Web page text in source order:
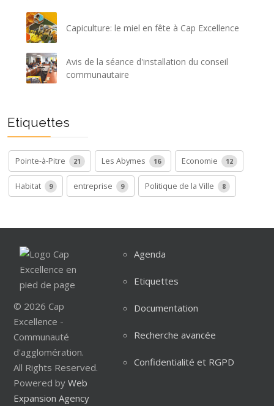
Capiculture: le miel en fête à Cap Excellence
Avis de la séance d'installation du conseil
communautaire
Etiquettes
Pointe-à-Pitre 21 Les Abymes 16 Economie 12
Habitat 9 entreprise 9 Politique de la Ville 8
© 2026 Cap
Excellence -
Communauté
d'agglomération.
All Rights Reserved.
Powered by Web
Expansion Agency
Agenda
Etiquettes
Documentation
Recherche avancée
Confidentialité et RGPD